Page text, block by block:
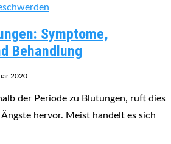
Symptome,
Behandlung
2020
der Periode zu Blutungen, ruft dies
Ängste hervor. Meist handelt es sich